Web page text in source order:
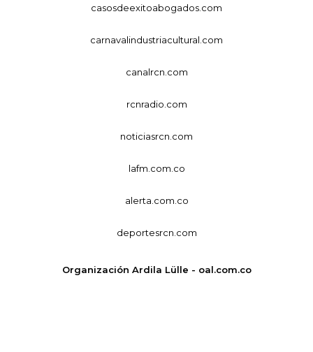
casosdeexitoabogados.com
carnavalindustriacultural.com
canalrcn.com
rcnradio.com
noticiasrcn.com
lafm.com.co
alerta.com.co
deportesrcn.com
Organización Ardila Lülle - oal.com.co